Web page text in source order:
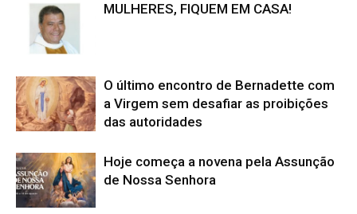
MULHERES, FIQUEM EM CASA!
O último encontro de Bernadette com
a Virgem sem desafiar as proibições
das autoridades
Hoje começa a novena pela Assunção
de Nossa Senhora